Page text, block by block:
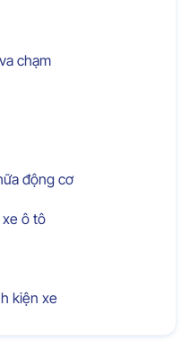
chạm
động cơ
xe ô tô
kiện xe